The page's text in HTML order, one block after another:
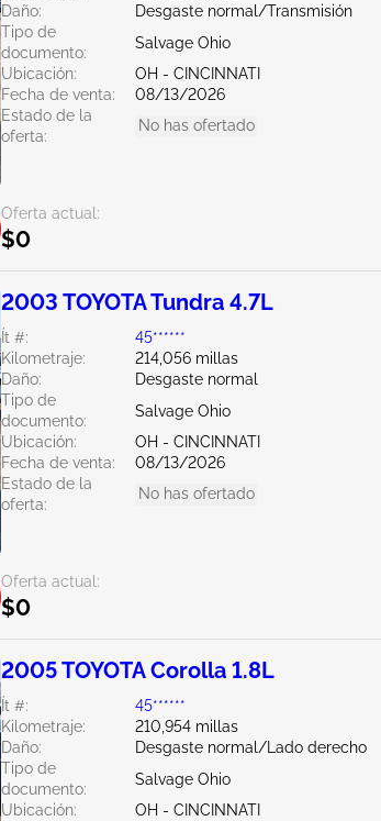
Daño:
Desgaste normal/Transmisión
Tipo de
documento:
Salvage Ohio
Ubicación:
OH - CINCINNATI
Fecha de venta:
08/13/2026
Estado de la
oferta:
No has ofertado
Oferta actual:
$0
2003 TOYOTA Tundra 4.7L
Ít #:
45******
Kilometraje:
214,056 millas
Daño:
Desgaste normal
Tipo de
documento:
Salvage Ohio
Ubicación:
OH - CINCINNATI
Fecha de venta:
08/13/2026
Estado de la
oferta:
No has ofertado
Oferta actual:
$0
2005 TOYOTA Corolla 1.8L
Ít #:
45******
Kilometraje:
210,954 millas
Daño:
Desgaste normal/Lado derecho
Tipo de
documento:
Salvage Ohio
Ubicación:
OH - CINCINNATI